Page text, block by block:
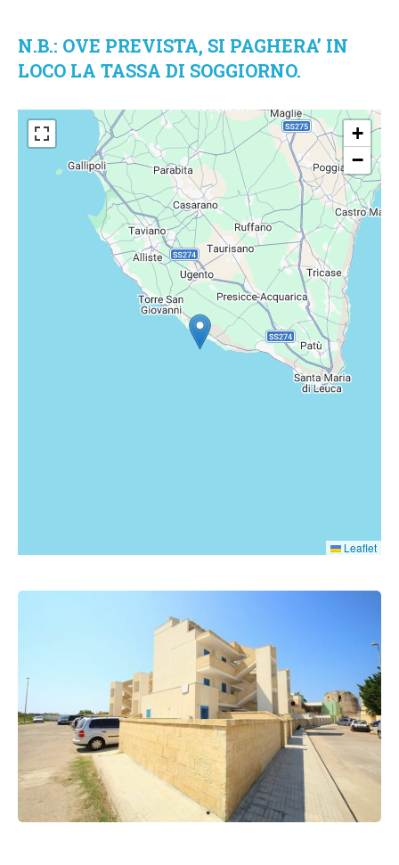
N.B.: OVE PREVISTA, SI PAGHERA’ IN
LOCO LA TASSA DI SOGGIORNO.
+
−
Leaflet